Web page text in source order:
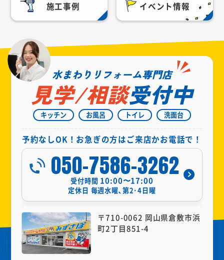
施工事例 イベント情報
水まわりリフォーム専門店
見学/相談受付中
キッチン お風呂 トイレ 洗面台
予約なしOK！お急ぎの方はご来店かお電話で！
050-7586-3262
受付時間 10:00〜17:00
定休日 毎週水曜､第2･4日曜
〒710-0062 岡山県倉敷市浜
町2丁目851-4